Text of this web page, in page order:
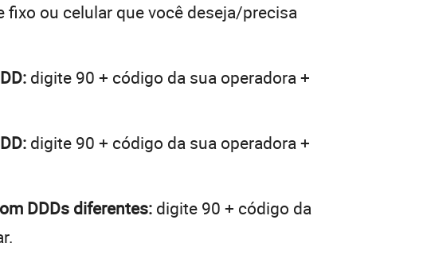
fixo ou celular que você deseja/precisa
digite 90 + código da sua operadora +
digite 90 + código da sua operadora +
DDDs diferentes: digite 90 + código da